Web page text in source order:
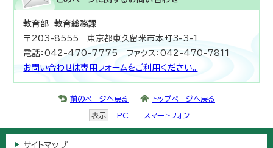
教育部 教育総務課
〒203-8555 東京都東久留米市本町3-3-1
電話：042-470-7775 ファクス：042-470-7811
お問い合わせは専用フォームをご利用ください。
前のページへ戻る トップページへ戻る
表示 PC スマートフォン
サイトマップ